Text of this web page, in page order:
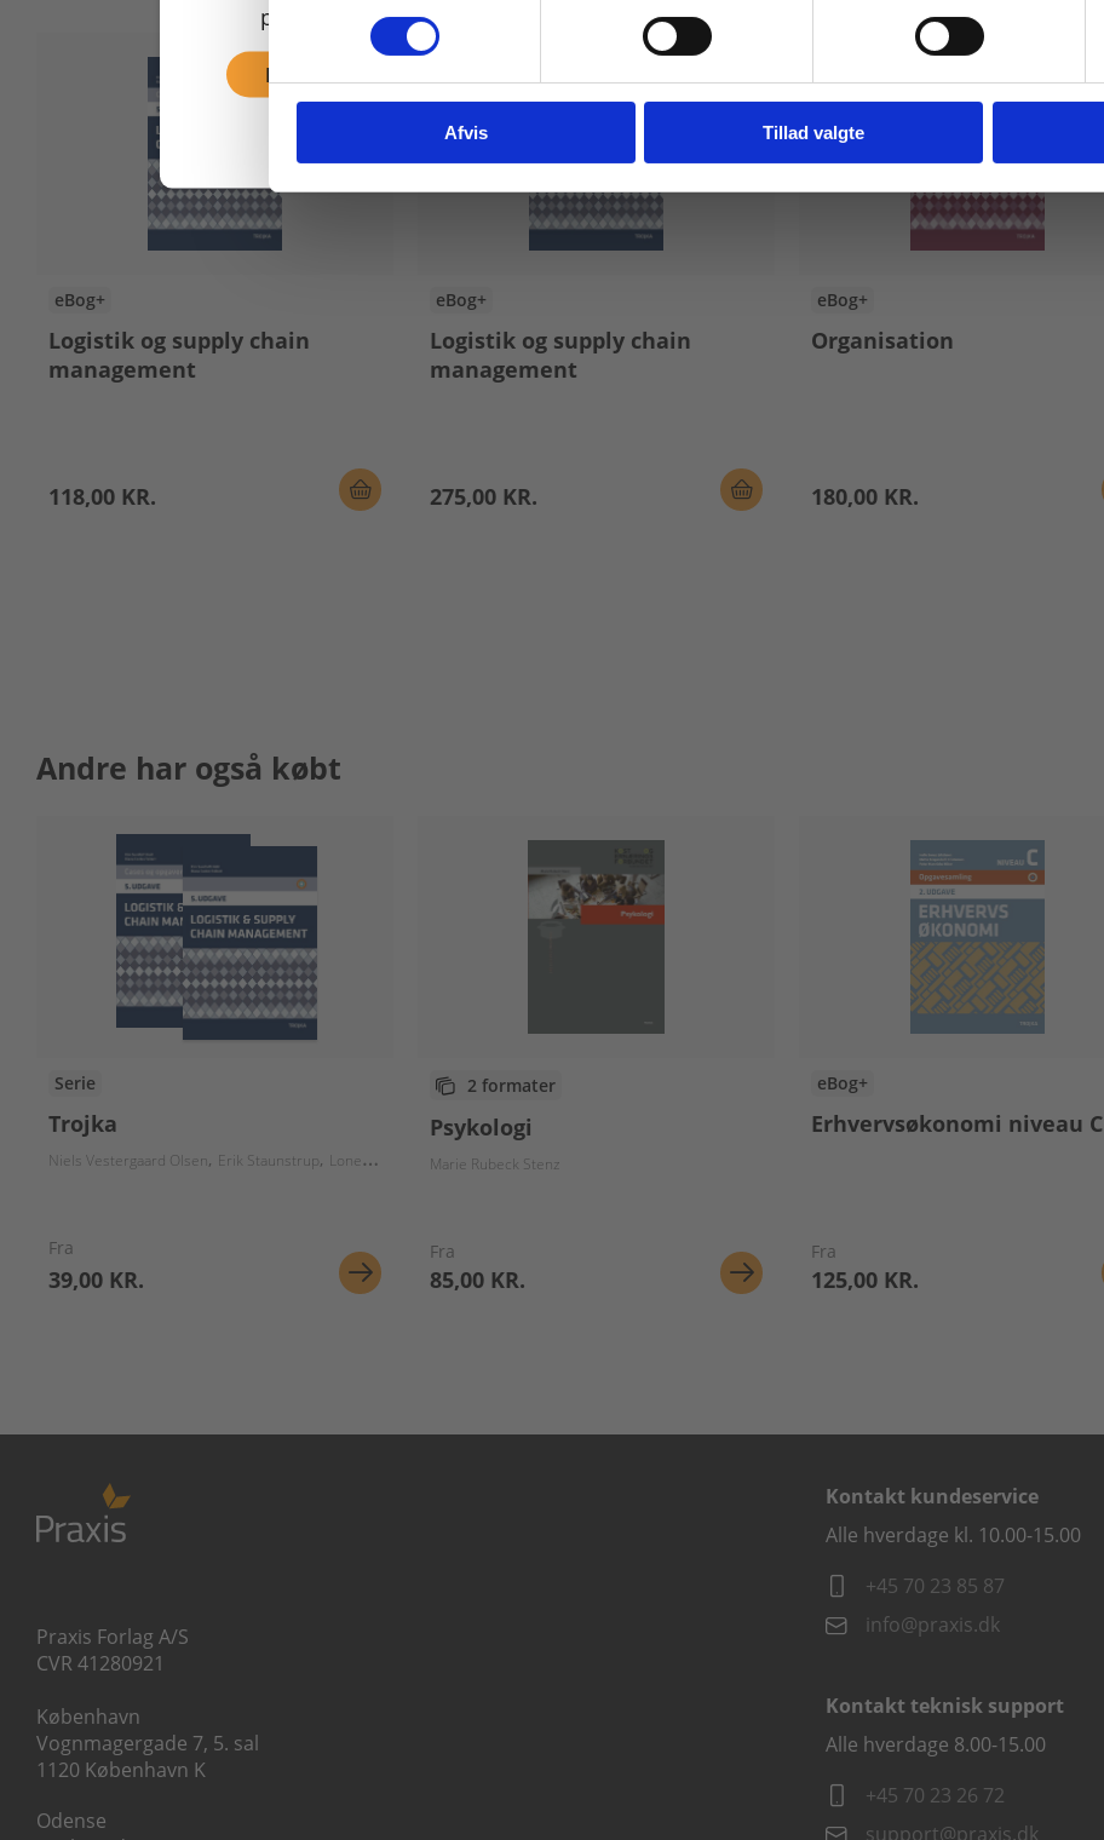
Afvis Tillad valgte
eBog+
Logistik og supply chain
management
118,00 KR.
eBog+
Logistik og supply chain
management
275,00 KR.
eBog+
Organisation
180,00 KR.
Andre har også købt
Serie
Trojka
Niels Vestergaard Olsen Erik Staunstrup Lone Hermann Jens Nyeland Handberg
Fra
39,00 KR.
2 formater
Psykologi
Marie Rubeck Stenz
Fra
85,00 KR.
eBog+
Erhvervsøkonomi niveau C
Fra
125,00 KR.
Praxis Forlag A/S
CVR 41280921
København
Vognmagergade 7, 5. sal
1120 København K
Odense
Kontakt kundeservice
Alle hverdage kl. 10.00-15.00
+45 70 23 85 87
info@praxis.dk
Kontakt teknisk support
Alle hverdage 8.00-15.00
+45 70 23 26 72
support@praxis.dk
priser inkl. moms.
Fortsæt som privat
vist priser ekskl. moms.